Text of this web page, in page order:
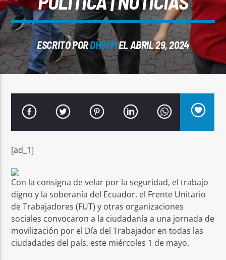
Señal FM
ESCRITO PORDH8FMEL ABRIL 29, 2024
[ad_1]
Con la consigna de velar por la seguridad, el trabajo
digno y la soberanía del Ecuador, el Frente Unitario
de Trabajadores (FUT) y otras organizaciones
sociales convocaron a la ciudadanía a una jornada de
movilización por el Día del Trabajador en todas las
ciudadades del país, este miércoles 1 de mayo.